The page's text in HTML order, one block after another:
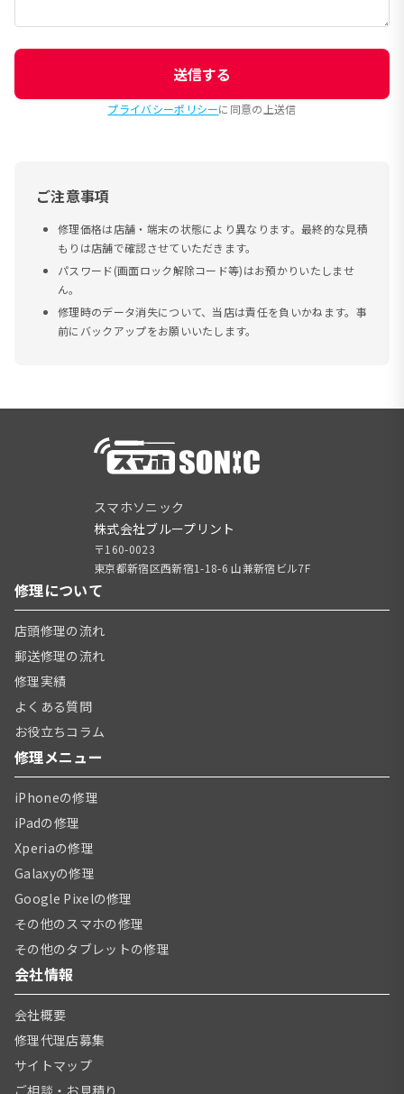
送信する
プライバシーポリシーに同意の上送信
ご注意事項
修理価格は店舗・端末の状態により異なります。最終的な見積
もりは店舗で確認させていただきます。
パスワード(画面ロック解除コード等)はお預かりいたしませ
ん。
修理時のデータ消失について、当店は責任を負いかねます。事
前にバックアップをお願いいたします。
スマホソニック
株式会社ブループリント
〒160-0023
東京都新宿区西新宿1-18-6 山兼新宿ビル7F
修理について
店頭修理の流れ
郵送修理の流れ
修理実績
よくある質問
お役立ちコラム
修理メニュー
iPhoneの修理
iPadの修理
Xperiaの修理
Galaxyの修理
Google Pixelの修理
その他のスマホの修理
その他のタブレットの修理
会社情報
会社概要
修理代理店募集
サイトマップ